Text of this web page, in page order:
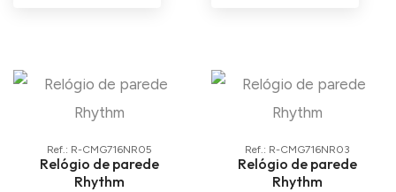
Ref.: R-CMG716NR05
Relógio de parede
Rhythm
Ref.: R-CMG716NR03
Relógio de parede
Rhythm